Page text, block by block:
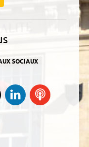
SOCIAUX
Twitter
nous sur YouTube
Suivez-nous sur
Instagram
Retrouvez-
nous sur
Ecoutez